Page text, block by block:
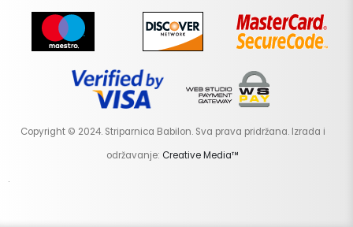
Copyright © 2024. Striparnica Babilon. Sva prava pridržana. Izrada i
održavanje: Creative Media™
.